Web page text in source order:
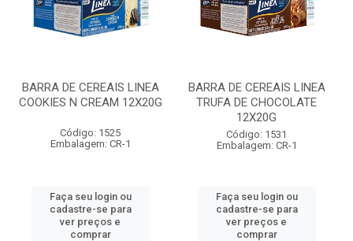
BARRA DE CEREAIS LINEA
COOKIES N CREAM 12X20G
Código: 1525
Embalagem: CR-1
Faça seu login ou
cadastre-se para
ver preços e
comprar
BARRA DE CEREAIS LINEA
TRUFA DE CHOCOLATE
12X20G
Código: 1531
Embalagem: CR-1
Faça seu login ou
cadastre-se para
ver preços e
comprar